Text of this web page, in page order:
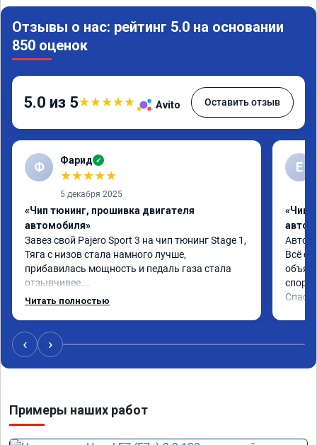
Отзывы о нас: рейтинг 5.0 на основании
850 оценок
5.0 из 5★★★★★ Avito Оставить отзыв
Ф Фарид ✓
★★★★★
5 декабря 2025
«Чип тюнинг, прошивка двигателя
автомобиля»
Завез свой Pajero Sport 3 на чип тюнинг Stage 1,
Тяга с низов стала намного лучше,
прибавилась мощность и педаль газа стала
отзывчивее.
Читал что в Австралии при покупке этих
машин сразу делают чип тюнинг, чтобы не
было провалов.
результаты должны быть еще лучше)
Читать полностью
Е
«Чип
Всё
‹ ›
Примеры наших работ